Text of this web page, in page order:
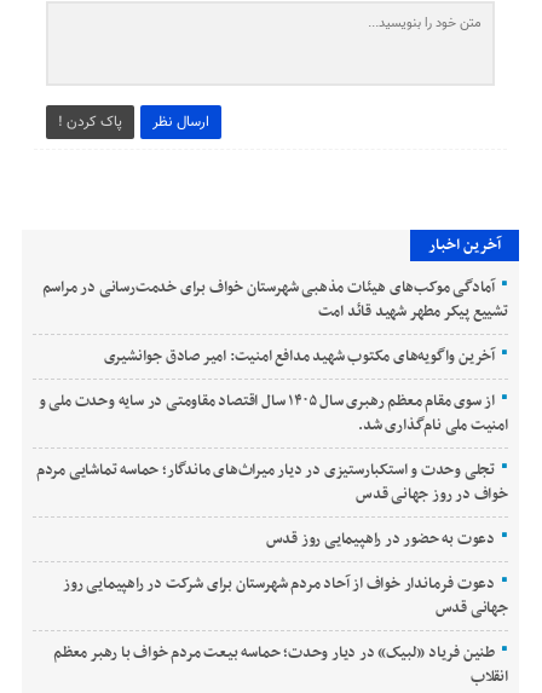
ارسال نظر پاک کردن !
آخرین اخبار
آمادگی موکب‌های هیئات مذهبی شهرستان خواف برای خدمت‌رسانی در مراسم
تشییع پیکر مطهر شهید قائد امت
آخرین واگویه‌های مکتوب شهید مدافع امنیت: امیر صادق جوانشیری
از سوی مقام معظم رهبری سال ۱۴۰۵ سال اقتصاد مقاومتی در سایه وحدت ملی و
امنیت ملی نام‌گذاری شد.
تجلی وحدت و استکبارستیزی در دیار میراث‌های ماندگار؛ حماسه تماشایی مردم
خواف در روز جهانی قدس
دعوت به حضور در راهپیمایی روز قدس
دعوت فرماندار خواف از آحاد مردم شهرستان برای شرکت در راهپیمایی روز
جهانی قدس
طنین فریاد «لبیک» در دیار وحدت؛ حماسه بیعت مردم خواف با رهبر معظم
انقلاب